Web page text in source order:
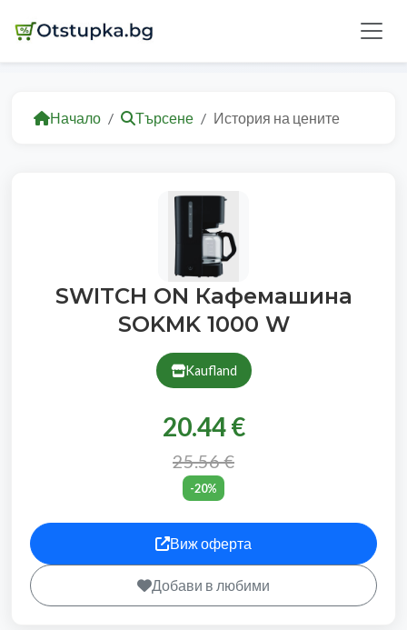
Начало Търсене История на цените
SWITCH ON Кафемашина
SOKMK 1000 W
Kaufland
20.44 €
25.56 €
-20%
Виж оферта
Добави в любими